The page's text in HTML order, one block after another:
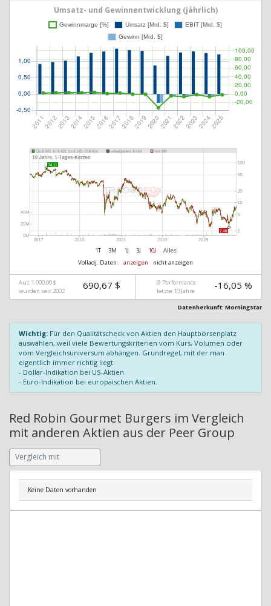
Umsatz- und Gewinnentwicklung (jährlich)
1T 3M 1J 3J 10J
Alles
Volladj. Daten:
anzeigen nicht anzeigen
Aus 1.000,00 $
wurden seit 2002
690,67 $
Ø Performance
letzte 10 Jahre
-16,05 %
Datenherkunft: Morningstar
Wichtig: Für den Qualitätscheck von Aktien den Hauptbörsenplatz
auswählen, weil viele Bewertungskriterien vom Kurs, Volumen oder
vom Vergleichsuniversum abhängen. Grundregel, mit der man
eigentlich immer richtig liegt:
- Dollar-Indikation bei US-Aktien
- Euro-Indikation bei europäischen Aktien.
Red Robin Gourmet Burgers im Vergleich
mit anderen Aktien aus der Peer Group
Keine Daten vorhanden